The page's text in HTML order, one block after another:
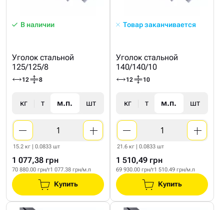
В наличии
Уголок стальной
125/125/8
12 8
кг т м.п. шт
15.2 кг | 0.0833 шт
1 077,38 грн
70 880.00 грн/т1 077.38 грн/м.п
Купить
Товар заканчивается
Уголок стальной
140/140/10
12 10
кг т м.п. шт
21.6 кг | 0.0833 шт
1 510,49 грн
69 930.00 грн/т1 510.49 грн/м.п
Купить